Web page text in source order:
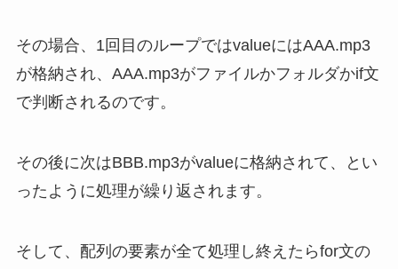
その場合、1回目のループではvalueにはAAA.mp3
が格納され、AAA.mp3がファイルかフォルダかif文
で判断されるのです。
その後に次はBBB.mp3がvalueに格納されて、とい
ったように処理が繰り返されます。
そして、配列の要素が全て処理し終えたらfor文の